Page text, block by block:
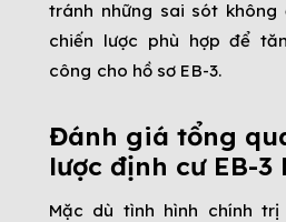
tránh những sai sót
chiến lược phù hợp để
công cho hồ sơ EB-3.
Đánh giá tổng
lược định cư EB-3
Mặc dù tình hình chính